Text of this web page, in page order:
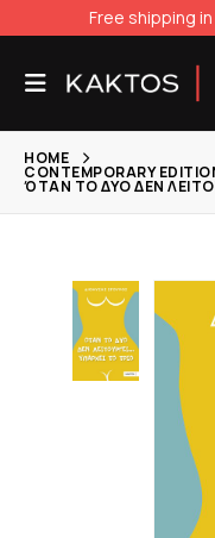
Free shipping
HOME
CONTEMPORARY
ΌΤΑΝ ΤΟ ΔΥΟ ΔΕΝ